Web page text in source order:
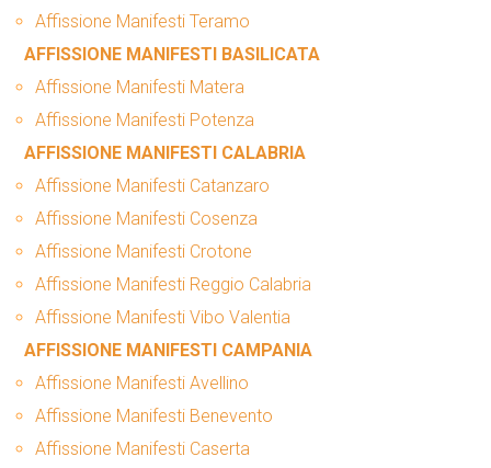
Affissione Manifesti Teramo
AFFISSIONE MANIFESTI BASILICATA
Affissione Manifesti Matera
Affissione Manifesti Potenza
AFFISSIONE MANIFESTI CALABRIA
Affissione Manifesti Catanzaro
Affissione Manifesti Cosenza
Affissione Manifesti Crotone
Affissione Manifesti Reggio Calabria
Affissione Manifesti Vibo Valentia
AFFISSIONE MANIFESTI CAMPANIA
Affissione Manifesti Avellino
Affissione Manifesti Benevento
Affissione Manifesti Caserta